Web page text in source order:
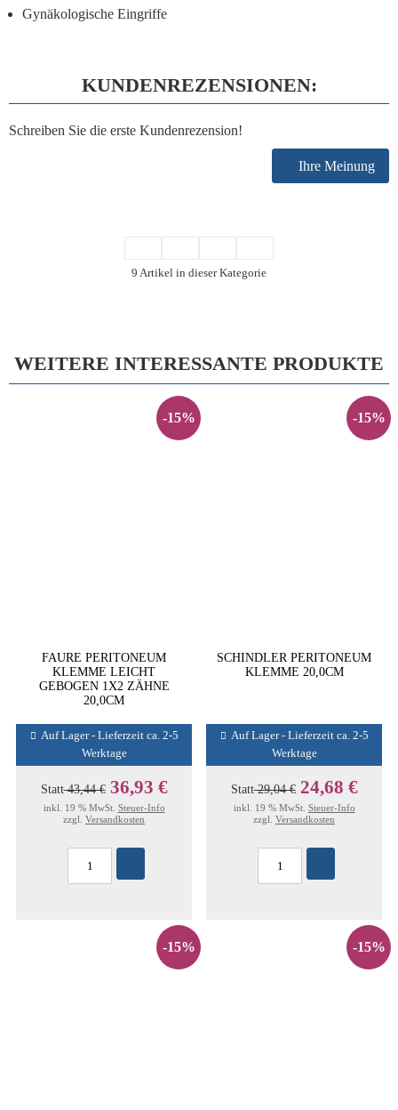
Gynäkologische Eingriffe
KUNDENREZENSIONEN:
Schreiben Sie die erste Kundenrezension!
Ihre Meinung
9 Artikel in dieser Kategorie
WEITERE INTERESSANTE PRODUKTE
-15%
FAURE PERITONEUM
KLEMME LEICHT
GEBOGEN 1X2 ZÄHNE
20,0CM
Auf Lager - Lieferzeit ca. 2-5
Werktage
Statt43,44 € 36,93 €
inkl. 19 % MwSt. Steuer-Info
zzgl. Versandkosten
-15%
SCHINDLER PERITONEUM
KLEMME 20,0CM
Auf Lager - Lieferzeit ca. 2-5
Werktage
Statt29,04 € 24,68 €
inkl. 19 % MwSt. Steuer-Info
zzgl. Versandkosten
-15% -15%